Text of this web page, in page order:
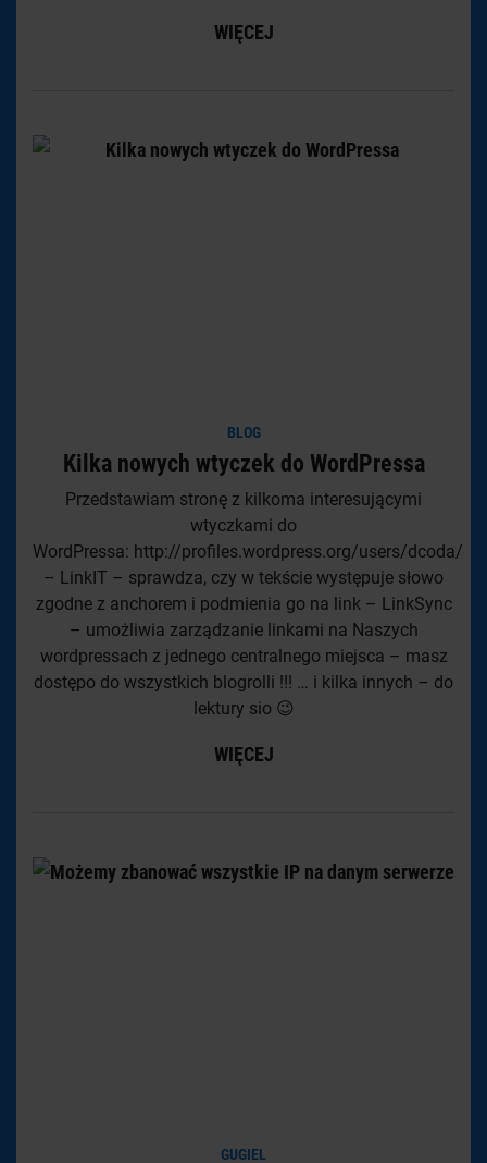
WIĘCEJ
BLOG
Kilka nowych wtyczek do WordPressa
Przedstawiam stronę z kilkoma interesującymi
wtyczkami do
WordPressa: http://profiles.wordpress.org/users/dcoda/
– LinkIT – sprawdza, czy w tekście występuje słowo
zgodne z anchorem i podmienia go na link – LinkSync
– umożliwia zarządzanie linkami na Naszych
wordpressach z jednego centralnego miejsca – masz
dostępo do wszystkich blogrolli !!! … i kilka innych – do
lektury sio 😉
WIĘCEJ
GUGIEL